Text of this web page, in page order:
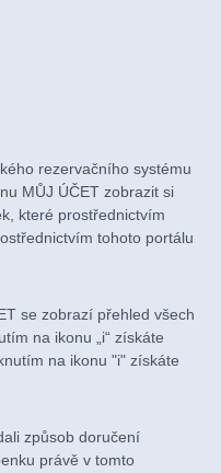
rezervačního systému
MŮJ ÚČET zobrazit si
které prostřednictvím
tohoto portálu
se zobrazí přehled všech
na ikonu „i“ získáte
na ikonu "i" získáte
způsob doručení
právě v tomto